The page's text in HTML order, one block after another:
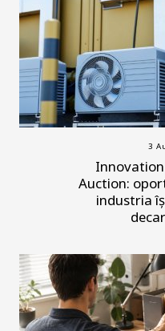
3
Auction:
industria